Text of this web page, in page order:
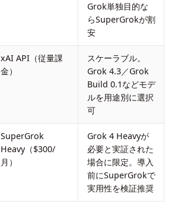
Grok単独目的な
らSuperGrokが割
安
xAI API（従量課
金）
スケーラブル。
Grok 4.3／Grok
Build 0.1などモデ
ルを用途別に選択
可
SuperGrok
Heavy（$300/
月）
Grok 4 Heavyが
必要と実証された
場合に限定。導入
前にSuperGrokで
実用性を検証推奨